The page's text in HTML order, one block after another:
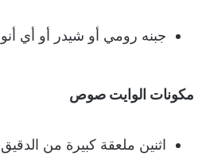
جبنه رومي أو شيدر أو أي
مكونات الوايت صوص
اثنين ملعقة كبيرة من الدقيق